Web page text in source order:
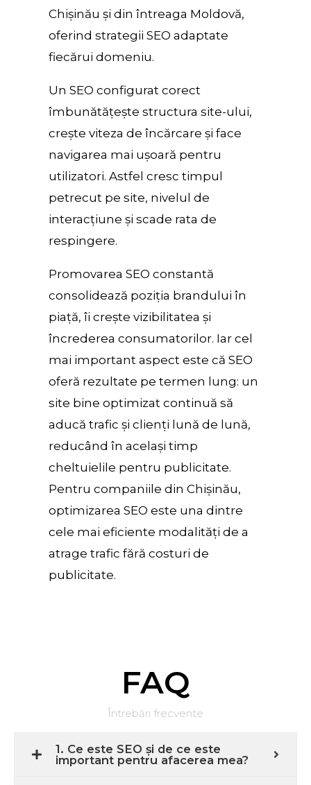
Chișinău și din întreaga Moldovă,
oferind strategii SEO adaptate
fiecărui domeniu.
Un SEO configurat corect
îmbunătățește structura site-ului,
crește viteza de încărcare și face
navigarea mai ușoară pentru
utilizatori. Astfel cresc timpul
petrecut pe site, nivelul de
interacțiune și scade rata de
respingere.
Promovarea SEO constantă
consolidează poziția brandului în
piață, îi crește vizibilitatea și
încrederea consumatorilor. Iar cel
mai important aspect este că SEO
oferă rezultate pe termen lung: un
site bine optimizat continuă să
aducă trafic și clienți lună de lună,
reducând în același timp
cheltuielile pentru publicitate.
Pentru companiile din Chișinău,
optimizarea SEO este una dintre
cele mai eficiente modalități de a
atrage trafic fără costuri de
publicitate.
FAQ
Întrebări frecvente
1. Ce este SEO și de ce este
important pentru afacerea mea?